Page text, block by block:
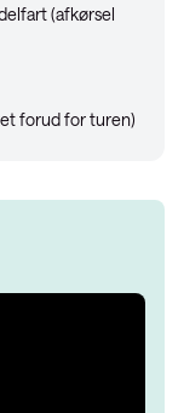
(afkørsel
forud for turen)